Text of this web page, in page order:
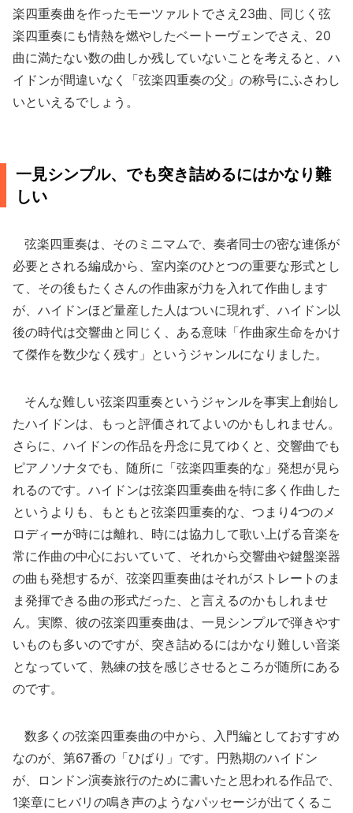
楽四重奏曲を作ったモーツァルトでさえ23曲、同じく弦
楽四重奏にも情熱を燃やしたベートーヴェンでさえ、20
曲に満たない数の曲しか残していないことを考えると、ハ
イドンが間違いなく「弦楽四重奏の父」の称号にふさわし
いといえるでしょう。
一見シンプル、でも突き詰めるにはかなり難
しい
弦楽四重奏は、そのミニマムで、奏者同士の密な連係が
必要とされる編成から、室内楽のひとつの重要な形式とし
て、その後もたくさんの作曲家が力を入れて作曲します
が、ハイドンほど量産した人はついに現れず、ハイドン以
後の時代は交響曲と同じく、ある意味「作曲家生命をかけ
て傑作を数少なく残す」というジャンルになりました。
そんな難しい弦楽四重奏というジャンルを事実上創始し
たハイドンは、もっと評価されてよいのかもしれません。
さらに、ハイドンの作品を丹念に見てゆくと、交響曲でも
ピアノソナタでも、随所に「弦楽四重奏的な」発想が見ら
れるのです。ハイドンは弦楽四重奏曲を特に多く作曲した
というよりも、もともと弦楽四重奏的な、つまり4つのメ
ロディーが時には離れ、時には協力して歌い上げる音楽を
常に作曲の中心においていて、それから交響曲や鍵盤楽器
の曲も発想するが、弦楽四重奏曲はそれがストレートのま
ま発揮できる曲の形式だった、と言えるのかもしれませ
ん。実際、彼の弦楽四重奏曲は、一見シンプルで弾きやす
いものも多いのですが、突き詰めるにはかなり難しい音楽
となっていて、熟練の技を感じさせるところが随所にある
のです。
数多くの弦楽四重奏曲の中から、入門編としておすすめ
なのが、第67番の「ひばり」です。円熟期のハイドン
が、ロンドン演奏旅行のために書いたと思われる作品で、
1楽章にヒバリの鳴き声のようなパッセージが出てくるこ